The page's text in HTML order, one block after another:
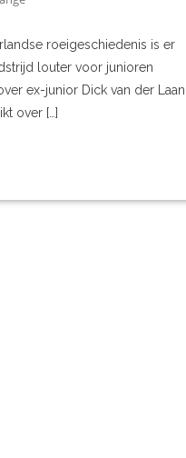
roeigeschiedenis is er
louter voor junioren
ex-junior Dick van der Laan
over […]